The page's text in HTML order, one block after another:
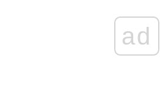
ad